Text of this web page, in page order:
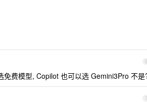
6
费模型, Copilot 也可以选 Gemini3Pro 不是
7